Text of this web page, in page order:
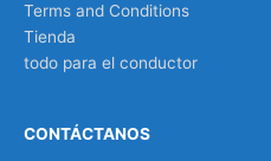
Terms and Conditions
Tienda
todo para el conductor
CONTÁCTANOS